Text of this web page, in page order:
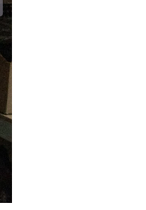
виробництва